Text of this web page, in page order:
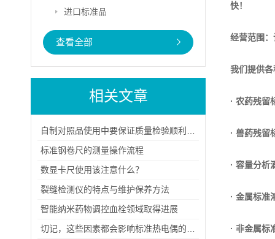
进口标准品
查看全部
相关文章
标准钢卷尺的测量操作流程
数显卡尺使用该注意什么？
裂缝检测仪的特点与维护保养方法
智能纳米药物调控血栓领域取得进展
快！
经营范围
我们提供
· 农药残留
· 兽药残留
· 容量分析
· 金属标准
· 非金属标